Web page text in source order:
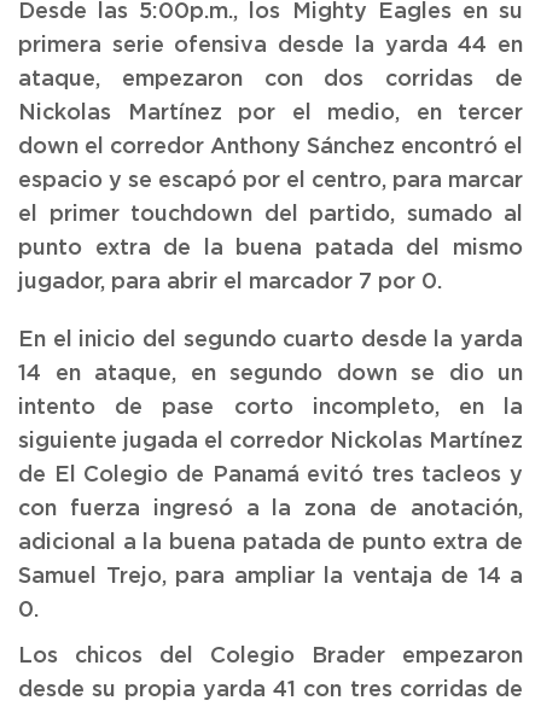
Desde las 5:00p.m., los Mighty Eagles en su
primera serie ofensiva desde la yarda 44 en
ataque, empezaron con dos corridas de
Nickolas Martínez por el medio, en tercer
down el corredor Anthony Sánchez encontró el
espacio y se escapó por el centro, para marcar
el primer touchdown del partido, sumado al
punto extra de la buena patada del mismo
jugador, para abrir el marcador 7 por 0.
En el inicio del segundo cuarto desde la yarda
14 en ataque, en segundo down se dio un
intento de pase corto incompleto, en la
siguiente jugada el corredor Nickolas Martínez
de El Colegio de Panamá evitó tres tacleos y
con fuerza ingresó a la zona de anotación,
adicional a la buena patada de punto extra de
Samuel Trejo, para ampliar la ventaja de 14 a
0.
Los chicos del Colegio Brader empezaron
desde su propia yarda 41 con tres corridas de